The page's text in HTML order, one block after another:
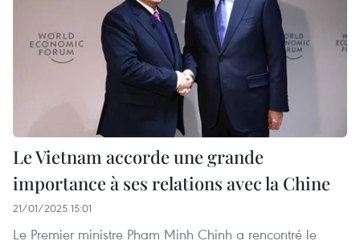
Le Vietnam accorde une grande
importance à ses relations avec la Chine
21/01/2025 15:01
Le Premier ministre Pham Minh Chinh a rencontré le